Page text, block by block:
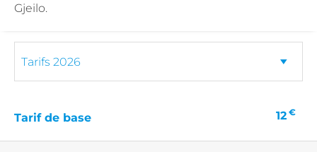
Gjeilo.
Tarif de base 12 €